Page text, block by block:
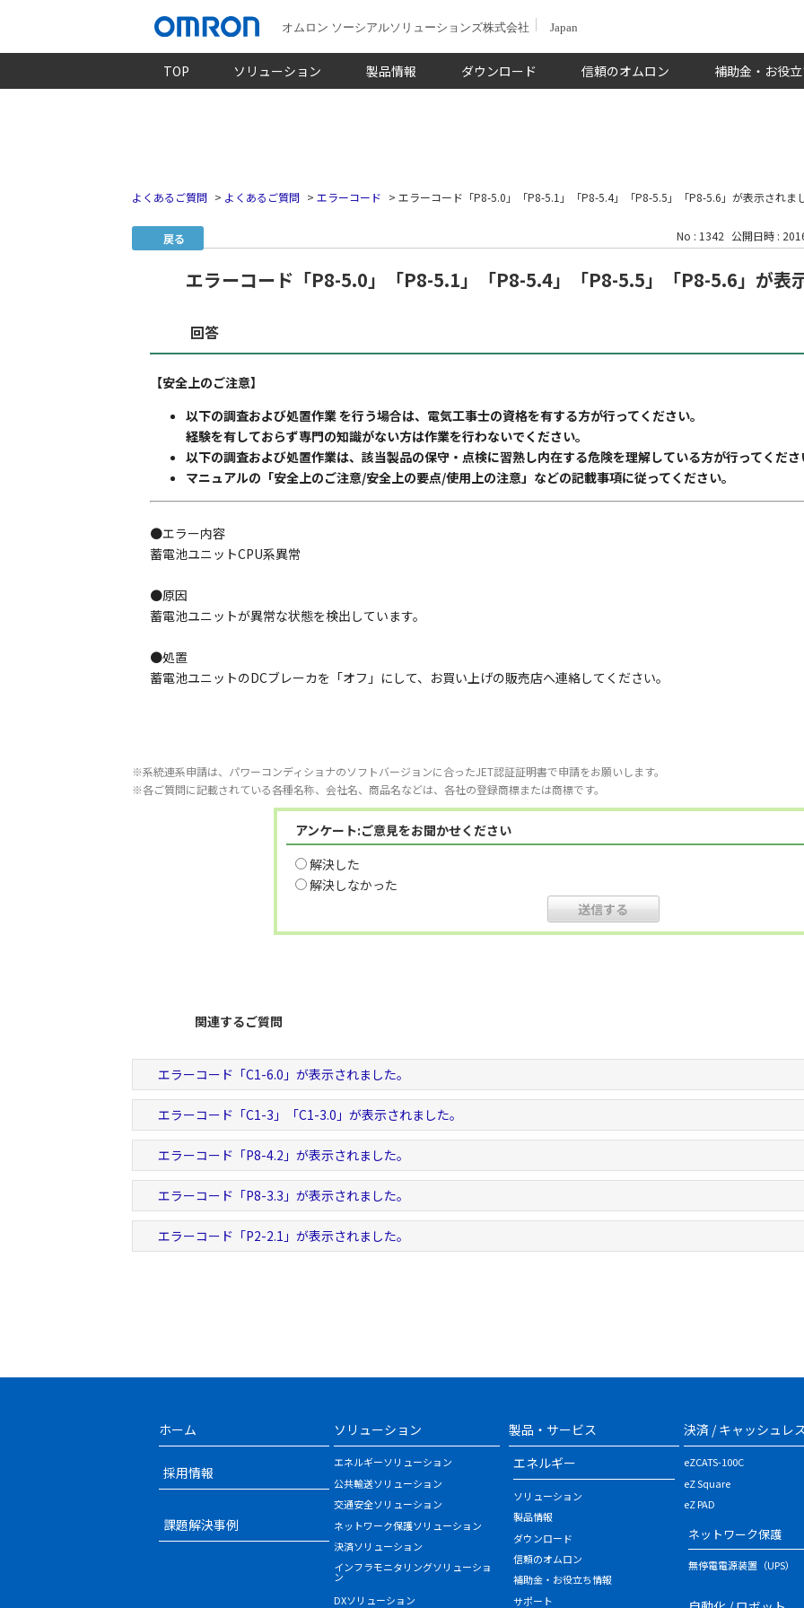
オムロン ソーシアルソリューションズ株式会社 Japan
TOP ソリューション 製品情報 ダウンロード 信頼のオムロン 補助金・お役
よくあるご質問 > よくあるご質問 > エラーコード > エラーコード「P8-5.0」「P8-5.1」「P8-5.4」「P8-5.5」「P8-5.6」が表示されま
戻る No : 1342 公開日時 :
エラーコード「P8-5.0」「P8-5.1」「P8-5.4」「P8-5.5」「P8-5.6」が表
回答
【安全上のご注意】
以下の調査および処置作業 を行う場合は、電気工事士の資格を有する方が行ってください。
経験を有しておらず専門の知識がない方は作業を行わないでください。
以下の調査および処置作業は、該当製品の保守・点検に習熟し内在する危険を理解している方が行ってくださ
マニュアルの「安全上のご注意/安全上の要点/使用上の注意」などの記載事項に従ってください。
●エラー内容
蓄電池ユニットCPU系異常
●原因
蓄電池ユニットが異常な状態を検出しています。
●処置
蓄電池ユニットのDCブレーカを「オフ」にして、お買い上げの販売店へ連絡してください。
※系統連系申請は、パワーコンディショナのソフトバージョンに合ったJET認証証明書で申請をお願いします。
※各ご質問に記載されている各種名称、会社名、商品名などは、各社の登録商標または商標です。
アンケート:ご意見をお聞かせください
解決した
解決しなかった
関連するご質問
エラーコード「C1-6.0」が表示されました。
エラーコード「C1-3」「C1-3.0」が表示されました。
エラーコード「P8-4.2」が表示されました。
エラーコード「P8-3.3」が表示されました。
エラーコード「P2-2.1」が表示されました。
ホーム
採用情報
課題解決事例
ソリューション
エネルギーソリューション
公共輸送ソリューション
交通安全ソリューション
ネットワーク保護ソリューション
決済ソリューション
インフラモニタリングソリューショ
ン
DXソリューション
製品・サービス
エネルギー
ソリューション
製品情報
ダウンロード
信頼のオムロン
補助金・お役立ち情報
サポート
決済 / キャッシュレ
eZCATS-100C
eZ Square
eZ PAD
ネットワーク保護
無停電電源装置（UPS）